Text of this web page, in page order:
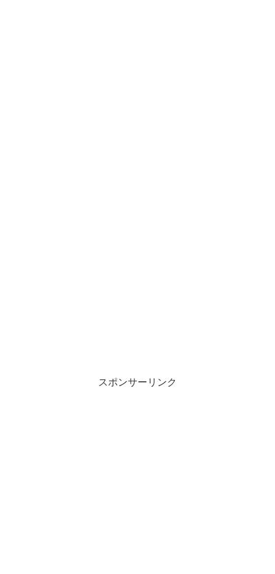
スポンサーリンク